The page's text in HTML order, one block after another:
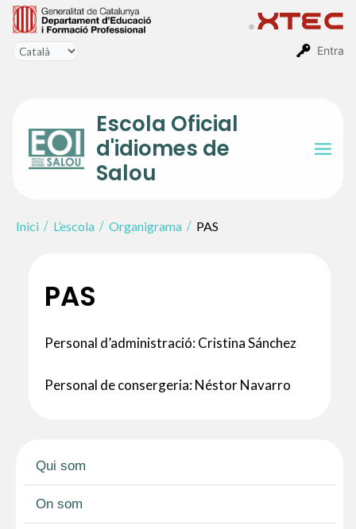
Entra
Vés
contingut
Escola Oficial
d'idiomes de
Salou
Inici L’escola Organigrama PAS
Qui som
On som
PAS
Personal d’administració: Cristina Sánchez
Personal de consergeria: Néstor Navarro